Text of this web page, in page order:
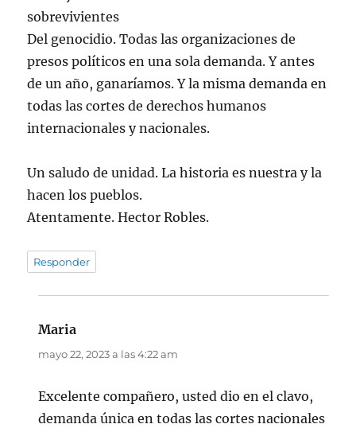
sobrevivientes
Del genocidio. Todas las organizaciones de
presos políticos en una sola demanda. Y antes
de un año, ganaríamos. Y la misma demanda en
todas las cortes de derechos humanos
internacionales y nacionales.
Un saludo de unidad. La historia es nuestra y la
hacen los pueblos.
Atentamente. Hector Robles.
Responder
Maria
mayo 22, 2023 a las 4:22 am
Excelente compañero, usted dio en el clavo,
demanda única en todas las cortes nacionales